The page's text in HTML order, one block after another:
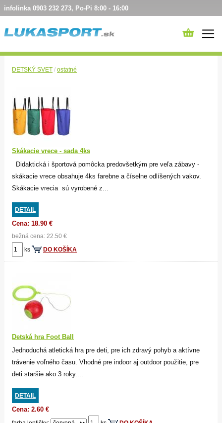
infolinka 0903 232 273, Po-Pi 8:00 - 16:00
DETSKÝ SVET / ostatné
Skákacie vrece - sada 4ks
Didaktická i športová pomôcka predovšetkým pre veľa zábavy -
skákacie vrece obsahuje 4ks farebne a číselne odlíšených vakov.
Skákacie vrecia sú vyrobené z...
DETAIL
Cena: 18.90 €
bežná cena: 22.50 €
ks
DO KOŠÍKA
Detská hra Foot Ball
Jednoduchá atletická hra pre deti, pre ich zdravý pohyb a aktívne
trávenie voľného času. Vhodné pre indoor aj outdoor použitie, pre
deti staršie ako 3 roky....
DETAIL
Cena: 2.60 €